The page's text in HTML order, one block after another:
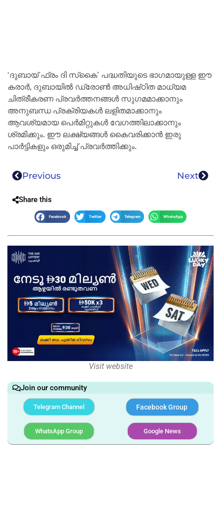
‘ദുബായ് ഫ്രം ദി സ്‌കൈ’ പദ്ധതിയുടെ ഭാഗമായുള്ള ഈ
കരാർ, ദുബായിൽ ഡ്രോൺ അധിഷ്‌ഠിത മാധ്യമ
ചിത്രീകരണ പ്രവർത്തനങ്ങൾ സുഗമമാക്കാനും
അനുബന്ധ പ്രക്രിയകൾ ലളിതമാക്കാനും
ആവശ്യമായ പെർമിറ്റുകൾ വേഗത്തിലാക്കാനും
ശ്രമിക്കും. ഈ ലക്ഷ്യങ്ങൾ കൈവരിക്കാൻ ഇരു
പാർട്ടികളും ഒരുമിച്ച് പ്രവർത്തിക്കും.
Previous Next
Share this
Facebook Twitter Telegram WhatsApp
Visit website
Join our community
Telegram Channel Facebook Group
WhatsApp Group Google News